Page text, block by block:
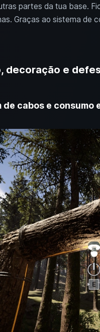
partes da tua base.
Graças ao sistema de
decoração e
cabos e consumo